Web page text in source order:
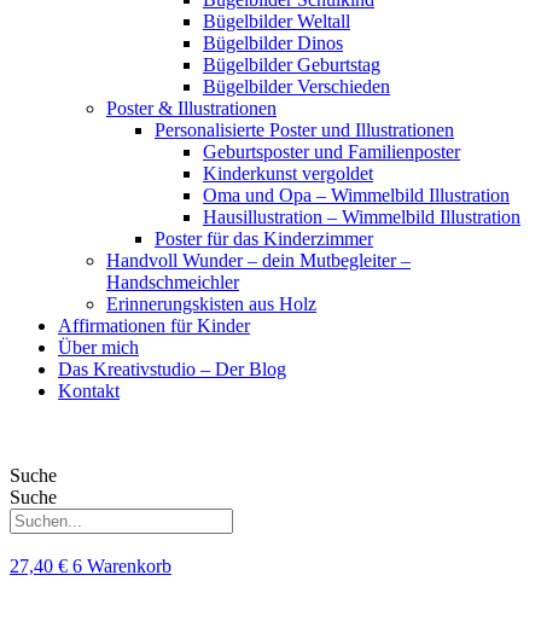
Bügelbilder Weltall
Bügelbilder Dinos
Bügelbilder Geburtstag
Bügelbilder Verschieden
Poster & Illustrationen
Personalisierte Poster und Illustrationen
Geburtsposter und Familienposter
Kinderkunst vergoldet
Oma und Opa – Wimmelbild Illustration
Hausillustration – Wimmelbild Illustration
Poster für das Kinderzimmer
Handvoll Wunder – dein Mutbegleiter –
Handschmeichler
Erinnerungskisten aus Holz
Affirmationen für Kinder
Über mich
Das Kreativstudio – Der Blog
Kontakt
Suche
Suche
27,40 € 6 Warenkorb